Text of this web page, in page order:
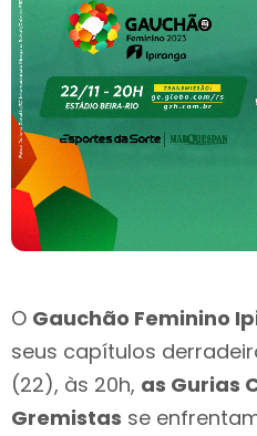
O Gauchão Feminino
seus capítulos
(22), às 20h, as Gurias
Gremistas se